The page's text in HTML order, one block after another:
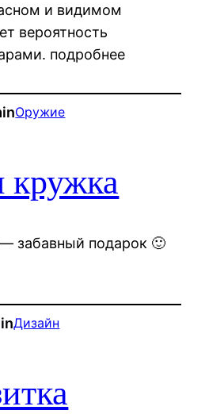
и видимом
вероятность
подробнее
Оружие
кружка
забавный подарок 🙂
Дизайн